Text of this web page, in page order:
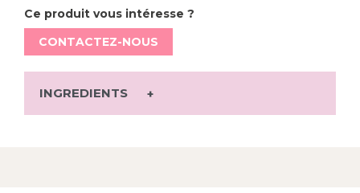
Ce produit vous intéresse ?
CONTACTEZ-NOUS
INGREDIENTS